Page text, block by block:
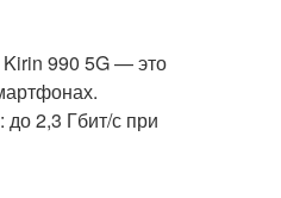
990 5G — это
2,3 Гбит/с при